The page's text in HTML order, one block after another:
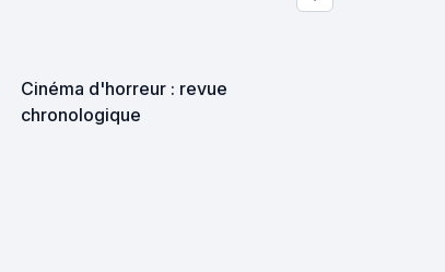
Cinéma d'horreur : revue
chronologique